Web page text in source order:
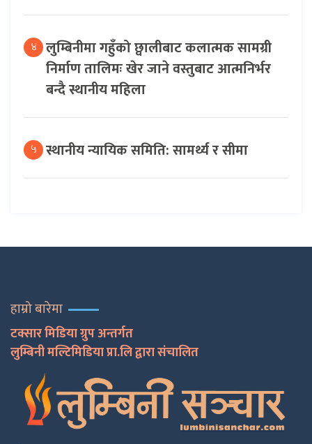
४ लुम्बिनीमा गहुँको छ्वालीबाट कलात्मक सामग्री
निर्माण तालिमः खेर जाने वस्तुबाट आत्मनिर्भर
बन्दै स्थानीय महिला
५ स्थानीय न्यायिक समिति: सामर्थ्य र सीमा
हाम्रो बारेमा
टक्सार मिडिया ग्रुप अन्तर्गत
लुम्बिनी मल्टिमिडिया प्रा.लि द्वारा संचालित